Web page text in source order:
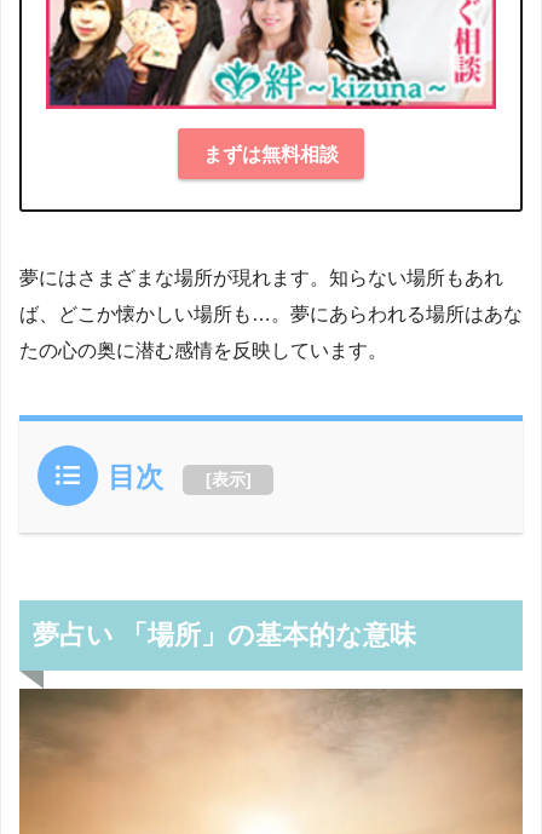
まずは無料相談
夢にはさまざまな場所が現れます。知らない場所もあれ
ば、どこか懐かしい場所も…。夢にあらわれる場所はあな
たの心の奥に潜む感情を反映しています。
目次 [表示]
夢占い 「場所」の基本的な意味